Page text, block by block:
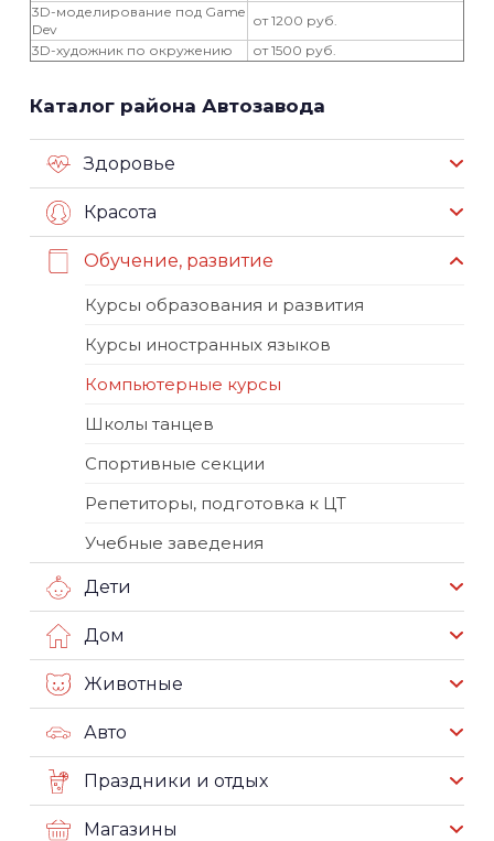
3D-моделирование под Game
Dev
от 1200 руб.
3D-художник по окружению
от 1500 руб.
Каталог района Автозавода
Здоровье
Красота
Обучение, развитие
Курсы образования и развития
Курсы иностранных языков
Компьютерные курсы
Школы танцев
Спортивные секции
Репетиторы, подготовка к ЦТ
Учебные заведения
Дети
Дом
Животные
Авто
Праздники и отдых
Магазины